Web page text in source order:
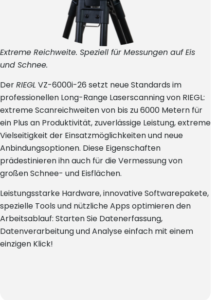
Extreme Reichweite. Speziell für Messungen auf Eis
und Schnee.
DerRIEGL VZ-6000i-26 setzt neue Standards im
professionellen Long-Range Laserscanning von RIEGL:
extreme Scanreichweiten von bis zu 6000 Metern für
ein Plus an Produktivität, zuverlässige Leistung, extreme
Vielseitigkeit der Einsatzmöglichkeiten und neue
Anbindungsoptionen. Diese Eigenschaften
prädestinieren ihn auch für die Vermessung von
großen Schnee- und Eisflächen.
Leistungsstarke Hardware, innovative Softwarepakete,
spezielle Tools und nützliche Apps optimieren den
Arbeitsablauf: Starten Sie Datenerfassung,
Datenverarbeitung und Analyse einfach mit einem
einzigen Klick!